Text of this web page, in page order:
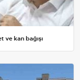
ve kan bağışı